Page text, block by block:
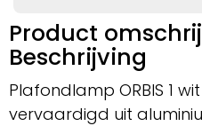
Product
Beschrijving
Plafondlamp ORBIS 1
vervaardigd uit